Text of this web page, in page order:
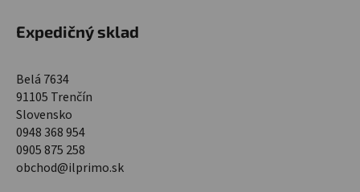
Expedičný sklad
Belá 7634
91105 Trenčín
Slovensko
0948 368 954
0905 875 258
obchod@ilprimo.sk